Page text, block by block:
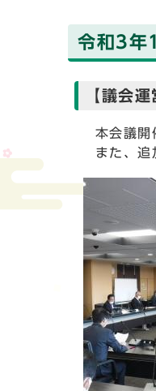
令和3年
【議会
本会議開
また、追